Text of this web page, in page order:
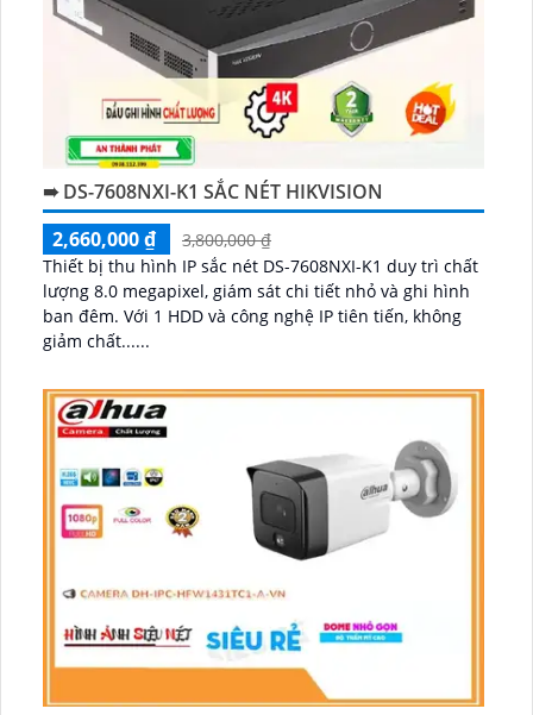
➠ DS-7608NXI-K1 SẮC NÉT HIKVISION
2,660,000 ₫
3,800,000 ₫
Thiết bị thu hình IP sắc nét DS-7608NXI-K1 duy trì chất
lượng 8.0 megapixel, giám sát chi tiết nhỏ và ghi hình
ban đêm. Với 1 HDD và công nghệ IP tiên tiến, không
giảm chất......